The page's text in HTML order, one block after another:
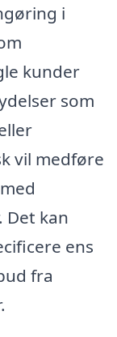
i
kunder
som
vil medføre
Det kan
ens
fra